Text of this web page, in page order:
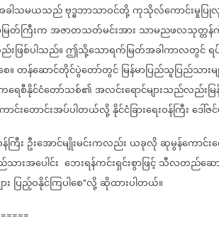
ခါသမယသည်ဗုဒ္ဓဘာသာဝင်တို့ကုသိုလ်ကောင်းမှုပြု
ြတ်ကြီးကအဇာတသတ်မင်းအား သာမညဖလသုတ္တ
ဖြစ်ပါသည်။ဤသို့သောရက်မြတ်အခါကာလတွင်ရ
။တန်ဆောင်တိုင်ပွဲတော်တွင်မြန်မာပြည်သူပြည်သားမ
ေစီနိုင်ငံတော်သစ်၏အလင်းရောင်များသည်လည်းမ
ောင်းတောင်းအပ်ပါတယ်လို့နိုင်ငံခြားရေးဝန်ကြီးဒေါ်
ကြီး ဦးအောင်မျိုးမင်းကလည်းယခုလိုဆုမွန်ကောင်း
သားအပေါင်း ဘေးရန်ကင်းရှင်းစွာဖြင့်သီလတည်ဆော
း ပြည့်ဝနိုင်ကြပါစေ"လို့ဆိုထားပါတယ်။